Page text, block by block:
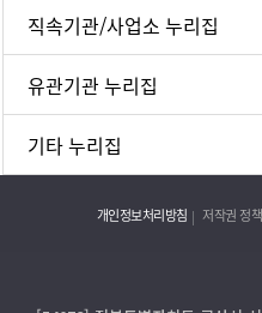
직속기관/사업소 누리집
유관기관 누리집
기타 누리집
개인정보처리방침 저작권 정책